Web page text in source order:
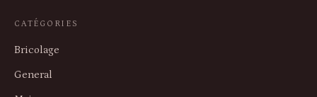
CATÉGORIES
Bricolage
General